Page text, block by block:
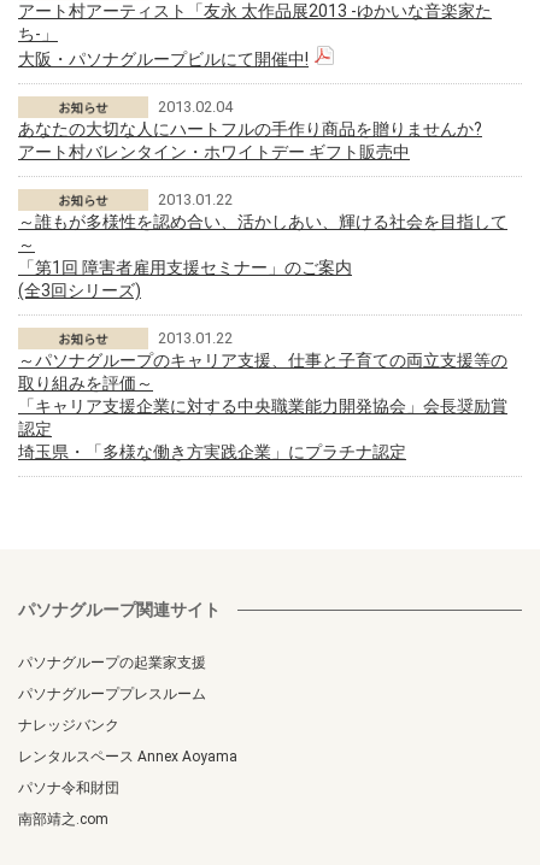
アート村アーティスト「友永 太作品展2013 -ゆかいな音楽家た
ち-」
大阪・パソナグループビルにて開催中!
2013.02.04
あなたの大切な人にハートフルの手作り商品を贈りませんか?
アート村バレンタイン・ホワイトデー ギフト販売中
2013.01.22
～誰もが多様性を認め合い、活かしあい、輝ける社会を目指して
～
「第1回 障害者雇用支援セミナー」のご案内
(全3回シリーズ)
2013.01.22
～パソナグループのキャリア支援、仕事と子育ての両立支援等の
取り組みを評価～
「キャリア支援企業に対する中央職業能力開発協会」会長奨励賞
認定
埼玉県・「多様な働き方実践企業」にプラチナ認定
パソナグループ関連サイト
パソナグループの起業家支援
パソナグループプレスルーム
ナレッジバンク
レンタルスペース Annex Aoyama
パソナ令和財団
南部靖之.com